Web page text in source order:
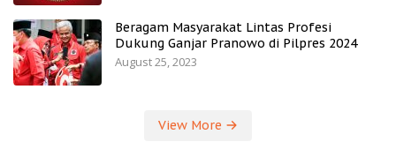
Beragam Masyarakat Lintas Profesi
Dukung Ganjar Pranowo di Pilpres 2024
August 25, 2023
View More